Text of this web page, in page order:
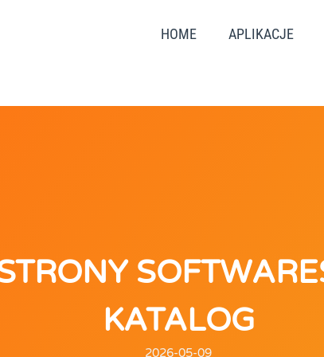
HOME APLIKACJE
KATALOG
2026-05-09